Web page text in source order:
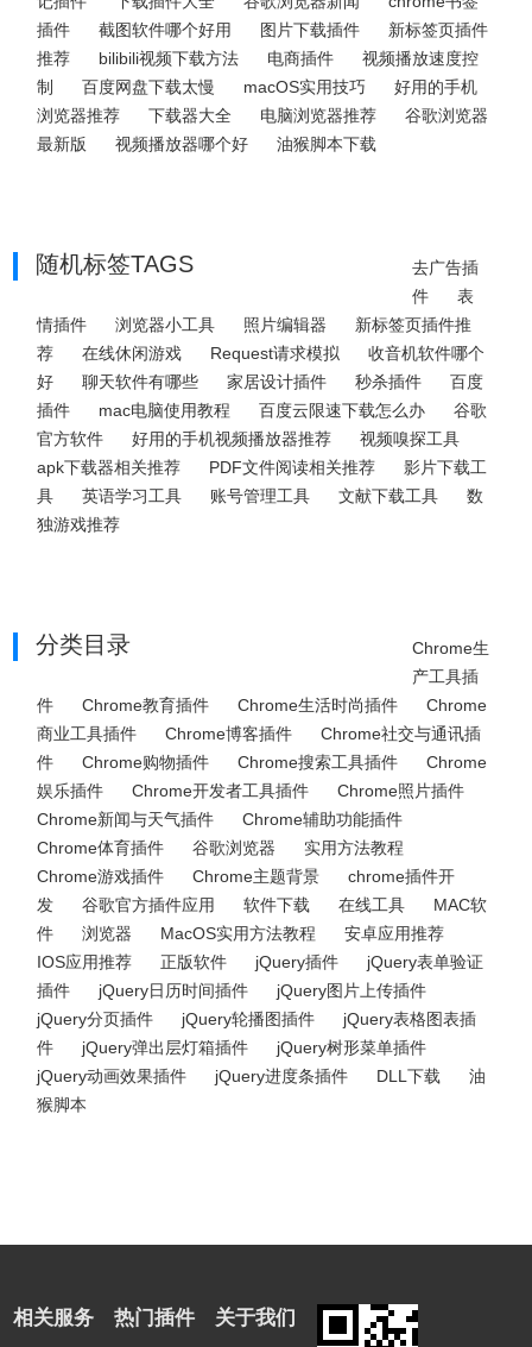
插件
截图软件哪个好用 图片下载插件
新标签页插件
推荐
bilibili视频下载方法 电商插件
视频播放速度控
制
百度网盘下载太慢 macOS实用技巧
好用的手机
浏览器推荐
下载器大全 电脑浏览器推荐
谷歌浏览器
最新版
视频播放器哪个好 油猴脚本下载
随机标签TAGS
去广告插
件
表
情插件
浏览器小工具 照片编辑器
新标签页插件推
荐
在线休闲游戏 Request请求模拟
收音机软件哪个
好
聊天软件有哪些 家居设计插件 秒杀插件
百度
插件
mac电脑使用教程 百度云限速下载怎么办
谷歌
官方软件
好用的手机视频播放器推荐
视频嗅探工具
apk下载器相关推荐
PDF文件阅读相关推荐
影片下载工
具
英语学习工具 账号管理工具 文献下载工具
数
独游戏推荐
分类目录
Chrome生
产工具插
件
Chrome教育插件 Chrome生活时尚插件
Chrome
商业工具插件
Chrome博客插件
Chrome社交与通讯插
件
Chrome购物插件 Chrome搜索工具插件
Chrome
娱乐插件
Chrome开发者工具插件
Chrome照片插件
Chrome新闻与天气插件
Chrome辅助功能插件
Chrome体育插件
谷歌浏览器
实用方法教程
Chrome游戏插件
Chrome主题背景
chrome插件开
发
谷歌官方插件应用 软件下载 在线工具
MAC软
件
浏览器 MacOS实用方法教程
安卓应用推荐
IOS应用推荐
正版软件 jQuery插件
jQuery表单验证
插件
jQuery日历时间插件
jQuery图片上传插件
jQuery分页插件
jQuery轮播图插件
jQuery表格图表插
件
jQuery弹出层灯箱插件
jQuery树形菜单插件
jQuery动画效果插件
jQuery进度条插件 DLL下载
油
猴脚本
相关服务 热门插件 关于我们